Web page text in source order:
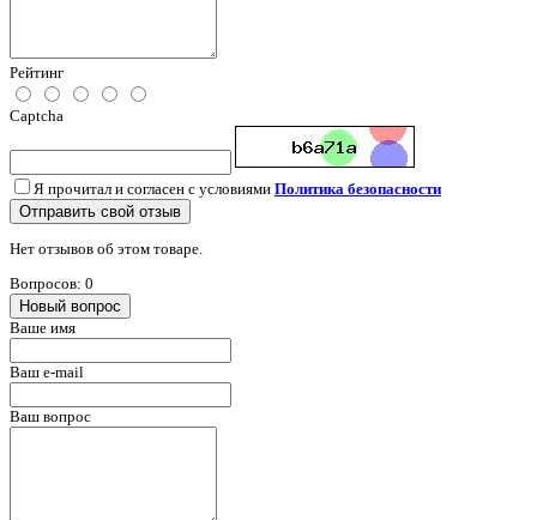
Рейтинг
Captcha
Я прочитал и согласен с условиями Политика безопасности
Отправить свой отзыв
Нет отзывов об этом товаре.
Вопросов: 0
Новый вопрос
Ваше имя
Ваш e-mail
Ваш вопрос